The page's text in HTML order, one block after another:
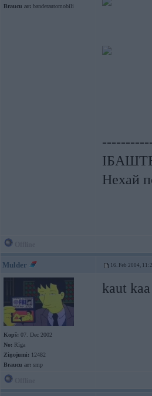
Braucu ar: banderautomobili
Нехай
Mulder 16. Feb 2004,
Kopš: 07. Dec 2002
No: Rīga
Ziņojumi: 12482
Braucu ar: smp
kaut